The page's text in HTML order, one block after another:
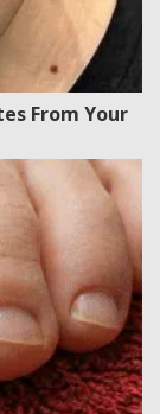
From Your